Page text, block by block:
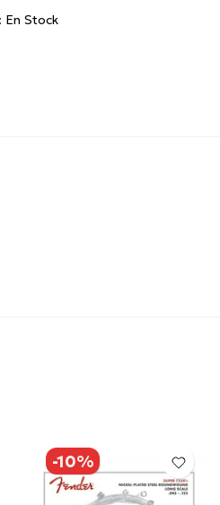
En Stock
-10%